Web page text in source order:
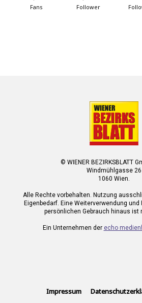
Fans Follower
© WIENER BEZIRKSBLATT
Windmühlgasse 26
1060 Wien.
Alle Rechte vorbehalten. Nutzung
Eigenbedarf. Eine Weiterverwendung und
persönlichen Gebrauch hinaus ist
Ein Unternehmen der echo
Impressum